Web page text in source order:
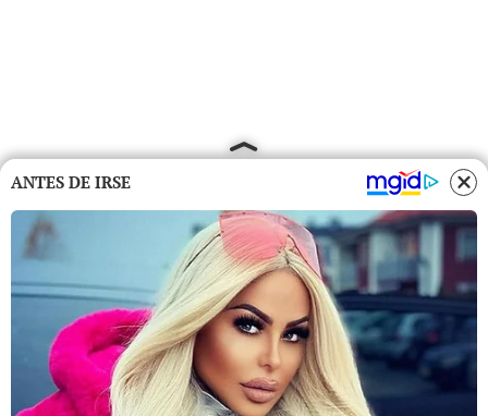
ANTES DE IRSE